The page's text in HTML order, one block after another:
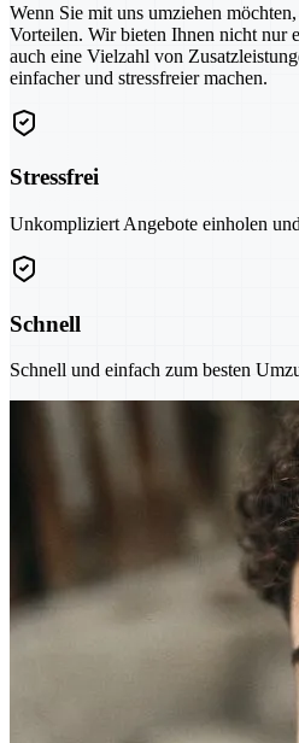
Wenn Sie mit uns umziehen
Vorteilen. Wir bieten Ihnen nicht nur
auch eine Vielzahl von
einfacher und stressfreier machen.
Stressfrei
Unkompliziert Angebote einholen
Schnell
Schnell und einfach zum besten